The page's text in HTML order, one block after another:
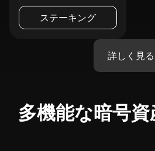
ステーキング
詳しく見る
多機能な暗号